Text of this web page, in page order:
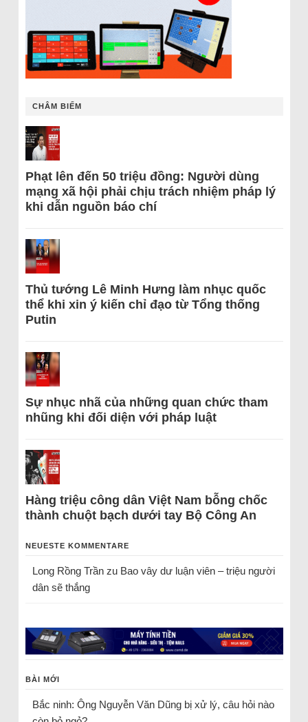
CHÂM BIẾM
Phạt lên đến 50 triệu đồng: Người dùng
mạng xã hội phải chịu trách nhiệm pháp lý
khi dẫn nguồn báo chí
Thủ tướng Lê Minh Hưng làm nhục quốc
thể khi xin ý kiến chỉ đạo từ Tổng thống
Putin
Sự nhục nhã của những quan chức tham
nhũng khi đối diện với pháp luật
Hàng triệu công dân Việt Nam bỗng chốc
thành chuột bạch dưới tay Bộ Công An
NEUESTE KOMMENTARE
Long Rồng Trầnzu Bao vây dư luận viên – triệu người
dân sẽ thắng
BÀI MỚI
Bắc ninh: Ông Nguyễn Văn Dũng bị xử lý, câu hỏi nào